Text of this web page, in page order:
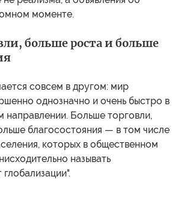
моменте.
больше роста и больше
совсем в другом: мир
однозначно и очень быстро в
Больше торговли,
благосостояния — в том числе
которых в общественном
называть